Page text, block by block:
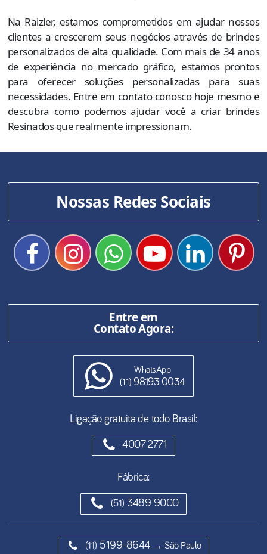
Na Raizler, estamos comprometidos em ajudar nossos
clientes a crescerem seus negócios através de brindes
personalizados de alta qualidade. Com mais de 34 anos
de experiência no mercado gráfico, estamos prontos
para oferecer soluções personalizadas para suas
necessidades. Entre em contato conosco hoje mesmo e
descubra como podemos ajudar você a criar brindes
Resinados que realmente impressionam.
Nossas Redes Sociais
Entre em
Contato Agora:
WhatsApp
(11) 98193 0034
Ligação gratuita de todo Brasil:
4007 2771
Fábrica:
(51) 3489 9000
(11) 5199-8644 → São Paulo